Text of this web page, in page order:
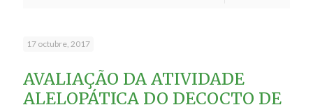
17 octubre, 2017
AVALIAÇÃO DA ATIVIDADE
ALELOPÁTICA DO DECOCTO DE